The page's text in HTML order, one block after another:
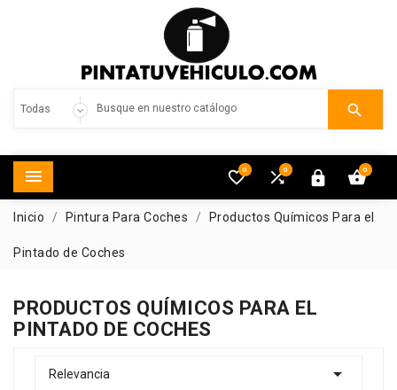

 0


0
0
Inicio Pintura Para Coches Productos Químicos Para el
Pintado de Coches
PRODUCTOS QUÍMICOS PARA EL
PINTADO DE COCHES
Relevancia 